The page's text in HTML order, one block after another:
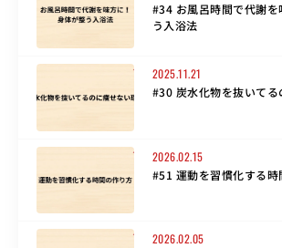
#34 お風呂時間で代謝
う入浴法
2025.11.21
#30 炭水化物を抜いてる
2026.02.15
#51 運動を習慣化する時
2026.02.05